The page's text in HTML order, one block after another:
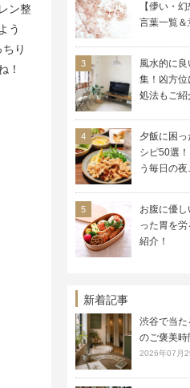
ン整
う
り
！
【儚い・
言葉一覧＆
風水的に
集！凶方
処法もご紹
夕飯に困
シピ50選
う毎日の夜
お腹に優
った胃を
紹介！
新着記事
渋谷で当
のご褒美時
2026年07月